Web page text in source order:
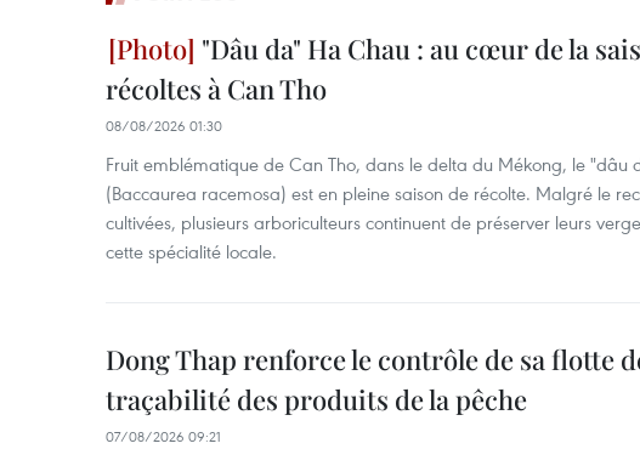
"Dâu da" Ha Chau : au cœur de la
récoltes à Can Tho
08/08/2026 01:30
Fruit emblématique de Can Tho, dans le delta du Mékong, le "dâu
(Baccaurea racemosa) est en pleine saison de récolte. Malgré le
cultivées, plusieurs arboriculteurs continuent de préserver leurs
cette spécialité locale.
Dong Thap renforce le contrôle de sa flotte
traçabilité des produits de la pêche
07/08/2026 09:21